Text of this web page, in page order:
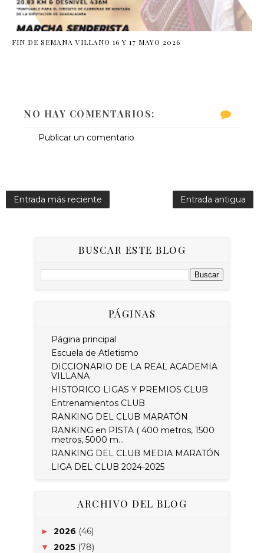
FIN DE SEMANA VILLANO 16 Y 17 MAYO 2026
NO HAY COMENTARIOS:
Publicar un comentario
Entrada más reciente Entrada antigua
BUSCAR ESTE BLOG
PÁGINAS
Página principal
Escuela de Atletismo
DICCIONARIO DE LA REAL ACADEMIA
VILLANA
HISTORICO LIGAS Y PREMIOS CLUB
Entrenamientos CLUB
RANKING DEL CLUB MARATÓN
RANKING en PISTA ( 400 metros, 1500
metros, 5000 m...
RANKING DEL CLUB MEDIA MARATÓN
LIGA DEL CLUB 2024-2025
ARCHIVO DEL BLOG
► 2026 (46)
▼ 2025 (78)